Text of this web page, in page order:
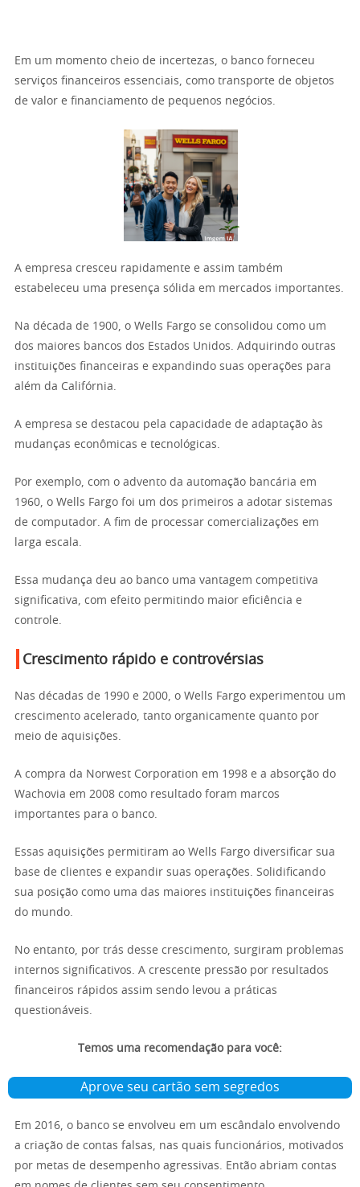
Em um momento cheio de incertezas, o banco forneceu
serviços financeiros essenciais, como transporte de objetos
de valor e financiamento de pequenos negócios.
A empresa cresceu rapidamente e assim também
estabeleceu uma presença sólida em mercados importantes.
Na década de 1900, o Wells Fargo se consolidou como um
dos maiores bancos dos Estados Unidos. Adquirindo outras
instituições financeiras e expandindo suas operações para
além da Califórnia.
A empresa se destacou pela capacidade de adaptação às
mudanças econômicas e tecnológicas.
Por exemplo, com o advento da automação bancária em
1960, o Wells Fargo foi um dos primeiros a adotar sistemas
de computador. A fim de processar comercializações em
larga escala.
Essa mudança deu ao banco uma vantagem competitiva
significativa, com efeito permitindo maior eficiência e
controle.
Crescimento rápido e controvérsias
Nas décadas de 1990 e 2000, o Wells Fargo experimentou um
crescimento acelerado, tanto organicamente quanto por
meio de aquisições.
A compra da Norwest Corporation em 1998 e a absorção do
Wachovia em 2008 como resultado foram marcos
importantes para o banco.
Essas aquisições permitiram ao Wells Fargo diversificar sua
base de clientes e expandir suas operações. Solidificando
sua posição como uma das maiores instituições financeiras
do mundo.
No entanto, por trás desse crescimento, surgiram problemas
internos significativos. A crescente pressão por resultados
financeiros rápidos assim sendo levou a práticas
questionáveis.
Temos uma recomendação para você:
Aprove seu cartão sem segredos
Em 2016, o banco se envolveu em um escândalo envolvendo
a criação de contas falsas, nas quais funcionários, motivados
por metas de desempenho agressivas. Então abriam contas